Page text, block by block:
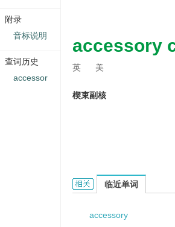
accessory
英 美
楔束副核
accessory cuneate
临近单词
accessory
附录
音标说明
查词历史
accessor